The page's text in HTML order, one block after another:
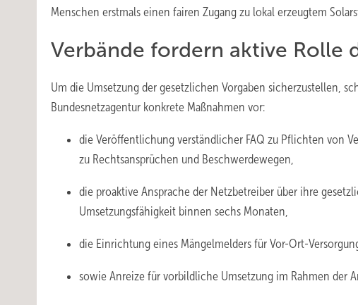
Menschen erstmals einen fairen Zugang zu lokal erzeugtem
Verbände fordern aktive Rolle
Um die Umsetzung der gesetzlichen Vorgaben sicherzustellen,
Bundesnetzagentur konkrete Maßnahmen vor:
die Veröffentlichung verständlicher FAQ zu Pflichten von
zu Rechtsansprüchen und Beschwerdewegen,
die proaktive Ansprache der Netzbetreiber über ihre
Umsetzungsfähigkeit binnen sechs Monaten,
die Einrichtung eines Mängelmelders für Vor-Ort-
sowie Anreize für vorbildliche Umsetzung im Rahmen der